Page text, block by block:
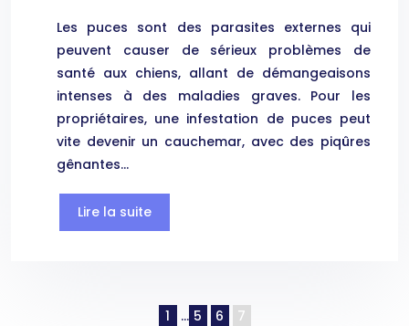
Les puces sont des parasites externes qui
peuvent causer de sérieux problèmes de
santé aux chiens, allant de démangeaisons
intenses à des maladies graves. Pour les
propriétaires, une infestation de puces peut
vite devenir un cauchemar, avec des piqûres
gênantes…
Lire la suite
1 … 5 6 7